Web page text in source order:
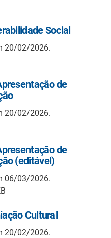
Social
20/02/2026.
de
20/02/2026.
de
(editável)
06/03/2026.
Cultural
20/02/2026.